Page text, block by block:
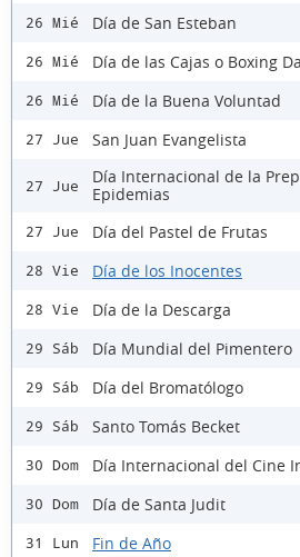
26 Mié Día de San Esteban
26 Mié Día de las Cajas o Boxing
26 Mié Día de la Buena Voluntad
27 Jue San Juan Evangelista
27 Jue
Día Internacional de la
Epidemias
27 Jue Día del Pastel de Frutas
28 Vie Día de los Inocentes
28 Vie Día de la Descarga
29 Sáb Día Mundial del Pimentero
29 Sáb Día del Bromatólogo
29 Sáb Santo Tomás Becket
30 Dom Día Internacional del Cine
30 Dom Día de Santa Judit
31 Lun Fin de Año